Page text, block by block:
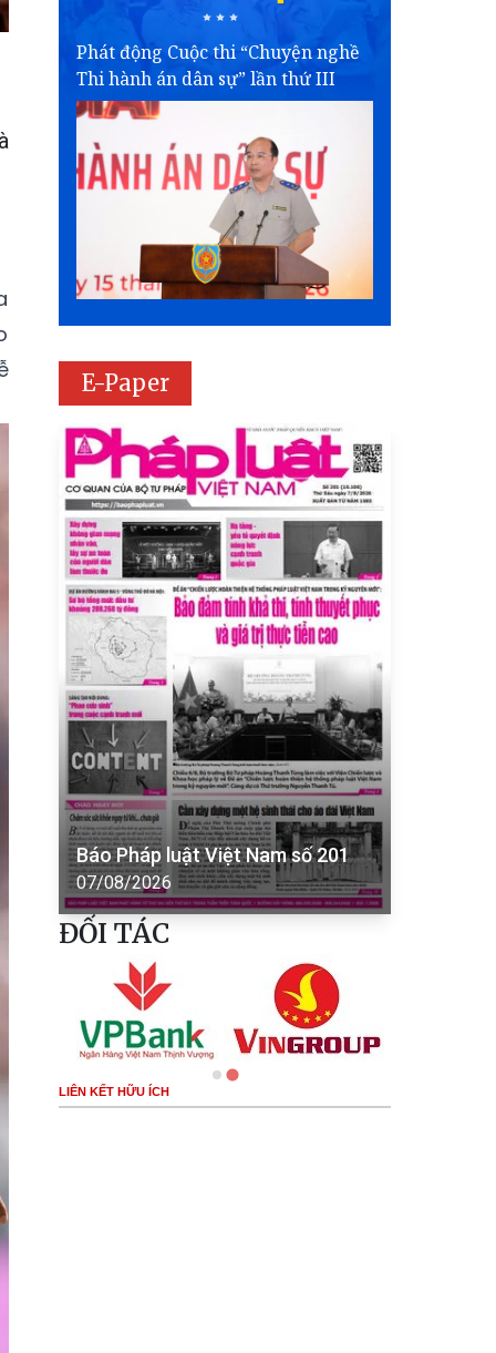
Phát động Cuộc thi “Chuyện nghề
Thi hành án dân sự” lần thứ III
E-Paper
Báo Pháp luật Việt Nam số 201
07/08/2026
ĐỐI TÁC
LIÊN KẾT HỮU ÍCH